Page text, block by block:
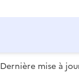
Dernière mise à